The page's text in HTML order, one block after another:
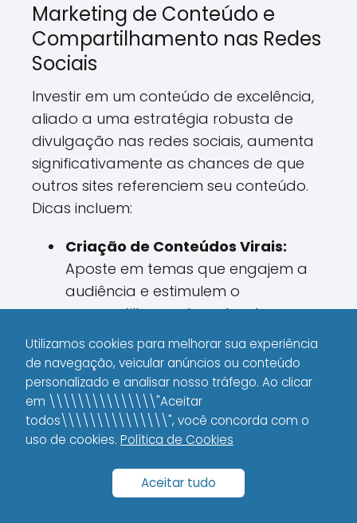
Marketing de Conteúdo e
Compartilhamento nas Redes
Sociais
Investir em um conteúdo de excelência,
aliado a uma estratégia robusta de
divulgação nas redes sociais, aumenta
significativamente as chances de que
outros sites referenciem seu conteúdo.
Dicas incluem:
Criação de Conteúdos Virais:
Aposte em temas que engajem a
audiência e estimulem o
compartilhamento natural.
Utilização de Vídeos e Podcasts:
Diversifique os formatos de
conteúdo para alcançar diferentes
públicos.
Parcerias com Influenciadores:
Colabore com influenciadores do
seu segmento, aumentando a
Utilizamos cookies para melhorar sua experiência
de navegação, veicular anúncios ou conteúdo
personalizado e analisar nosso tráfego. Ao clicar
em \\\\\\\\\\\\\\\"Aceitar
todos\\\\\\\\\\\\\\\", você concorda com o
uso de cookies. Política de Cookies
Aceitar tudo